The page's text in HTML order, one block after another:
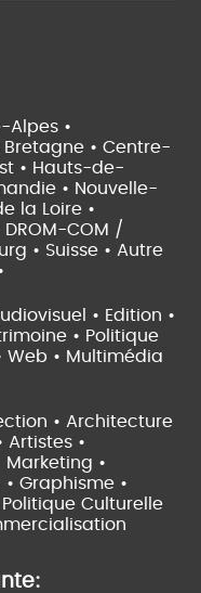
Alpes •
Bretagne • Centre-
• Hauts-de-
• Nouvelle-
la Loire •
DROM-COM /
• Suisse • Autre
• Edition •
• Politique
Web • Multimédia
• Architecture
Artistes •
Marketing •
Graphisme •
Culturelle